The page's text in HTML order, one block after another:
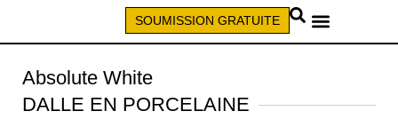
SOUMISSION GRATUITE
Absolute White
DALLE EN PORCELAINE